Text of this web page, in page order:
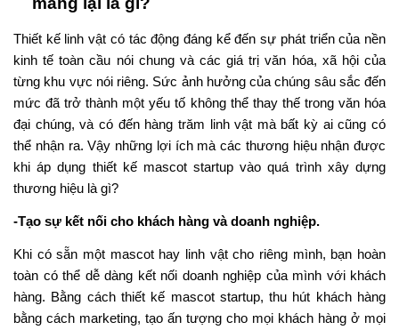
Thiết kế linh vật có tác động đáng kể đến sự phát triển của nền
kinh tế toàn cầu nói chung và các giá trị văn hóa, xã hội của
từng khu vực nói riêng. Sức ảnh hưởng của chúng sâu sắc đến
mức đã trở thành một yếu tố không thể thay thế trong văn hóa
đại chúng, và có đến hàng trăm linh vật mà bất kỳ ai cũng có
thể nhận ra. Vậy những lợi ích mà các thương hiệu nhận được
khi áp dụng thiết kế mascot startup vào quá trình xây dựng
thương hiệu là gì?
-Tạo sự kết nối cho khách hàng và doanh nghiệp.
Khi có sẵn một mascot hay linh vật cho riêng mình, bạn hoàn
toàn có thể dễ dàng kết nối doanh nghiệp của mình với khách
hàng. Bằng cách thiết kế mascot startup, thu hút khách hàng
bằng cách marketing, tạo ấn tượng cho mọi khách hàng ở mọi